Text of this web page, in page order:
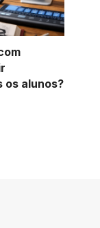
os alunos?